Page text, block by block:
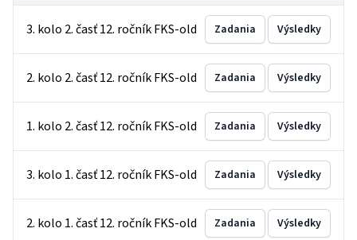
3. kolo 2. časť 12. ročník FKS-old Zadania Výsledky
2. kolo 2. časť 12. ročník FKS-old Zadania Výsledky
1. kolo 2. časť 12. ročník FKS-old Zadania Výsledky
3. kolo 1. časť 12. ročník FKS-old Zadania Výsledky
2. kolo 1. časť 12. ročník FKS-old Zadania Výsledky